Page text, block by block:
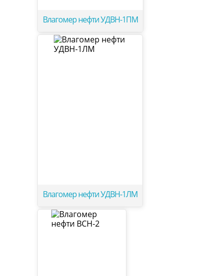
Влагомер нефти УДВН-1ПМ
Влагомер нефти УДВН-1ЛМ